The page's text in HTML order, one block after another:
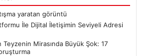
yaratan görüntü
İle Dijital İletişimin Seviyeli Adresi
Teyzenin Mirasında Büyük Şok: 17